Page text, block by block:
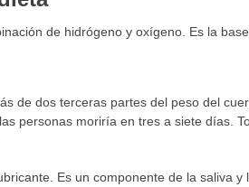
de hidrógeno y oxígeno. Es la
de dos terceras partes del peso del
personas moriría en tres a siete días.
Es un componente de la saliva